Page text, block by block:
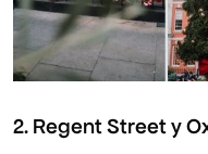
2. Regent Street y